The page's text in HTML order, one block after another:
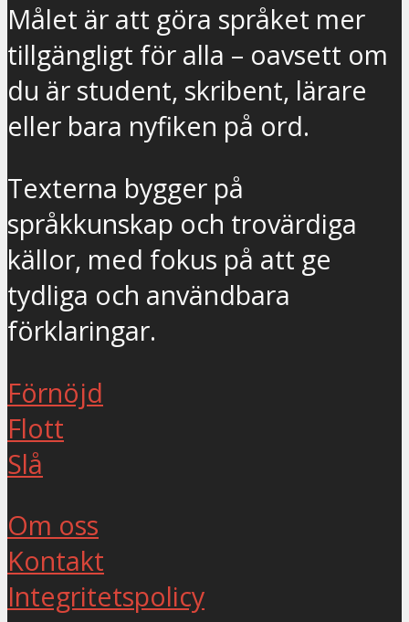
Målet är att göra språket mer
tillgängligt för alla – oavsett om
du är student, skribent, lärare
eller bara nyfiken på ord.
Texterna bygger på
språkkunskap och trovärdiga
källor, med fokus på att ge
tydliga och användbara
förklaringar.
Förnöjd
Flott
Slå
Om oss
Kontakt
Integritetspolicy